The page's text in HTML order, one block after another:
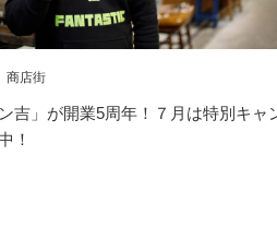
商店街
吉」が開業5周年！７月は特別キャ
！